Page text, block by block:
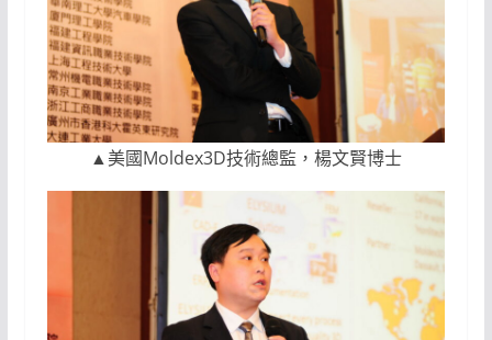
▲美國Moldex3D技術總監，楊文賢博士